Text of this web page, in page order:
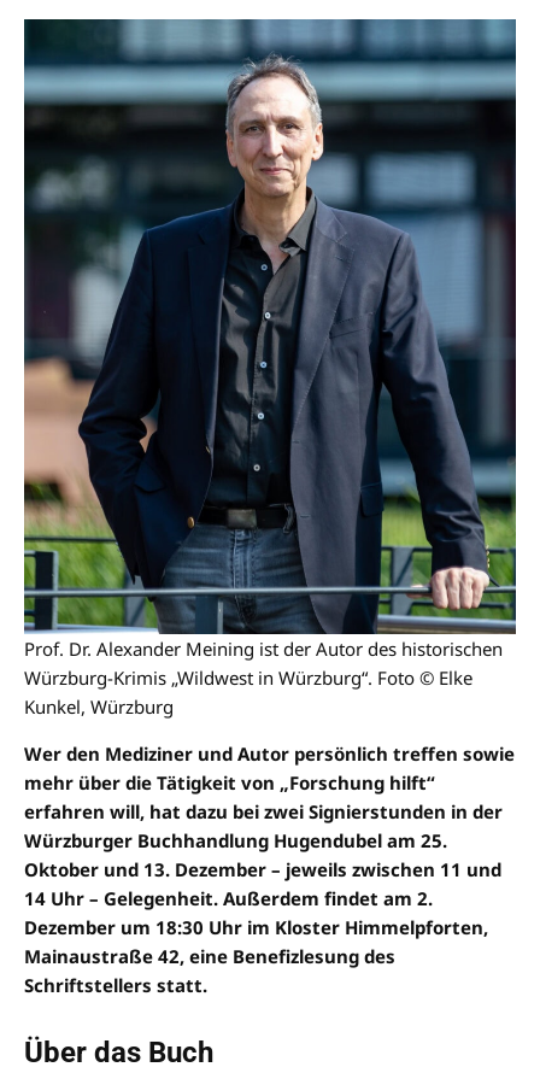
Prof. Dr. Alexander Meining ist der Autor des historischen
Würzburg-Krimis „Wildwest in Würzburg“. Foto © Elke
Kunkel, Würzburg
Wer den Mediziner und Autor persönlich treffen sowie
mehr über die Tätigkeit von „Forschung hilft“
erfahren will, hat dazu bei zwei Signierstunden in der
Würzburger Buchhandlung Hugendubel am 25.
Oktober und 13. Dezember – jeweils zwischen 11 und
14 Uhr – Gelegenheit. Außerdem findet am 2.
Dezember um 18:30 Uhr im Kloster Himmelpforten,
Mainaustraße 42, eine Benefizlesung des
Schriftstellers statt.
Über das Buch